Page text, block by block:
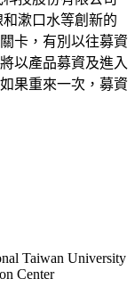
漱口水等創新的
卡，有別以往募資
以產品募資及進入
果重來一次，募資
Taiwan University
Center